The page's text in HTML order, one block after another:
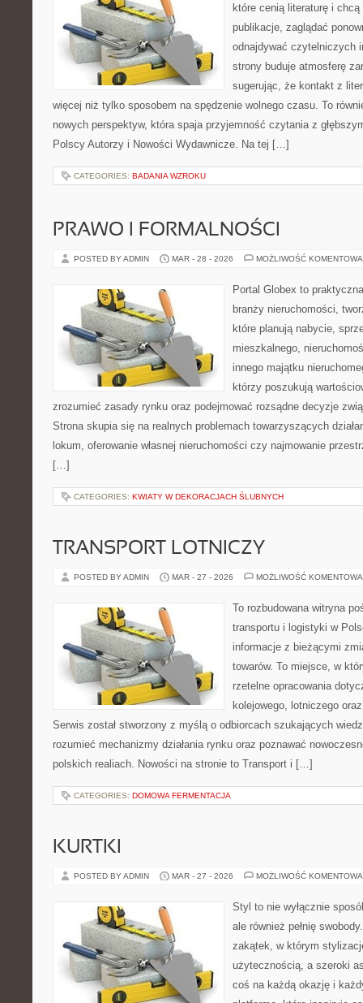
które cenią literaturę i chcą
publikacje, zaglądać
odnajdywać czytelniczych
strony buduje atmosferę
sugerując, że kontakt z
więcej niż tylko sposobem na spędzenie wolnego czasu. To
nowych perspektyw, która spaja przyjemność czytania z
Polscy Autorzy i Nowości Wydawnicze. Na tej […]
CATEGORIES: BADANIA WZROKU
PRAWO I FORMALNOŚCI
POSTED BY ADMIN MAR - 28 - 2026 MOŻLIWOŚĆ
Portal Globex to
branży nieruchomości,
które planują nabycie,
mieszkalnego,
innego majątku
którzy poszukują
zrozumieć zasady rynku oraz podejmować rozsądne decyzje
Strona skupia się na realnych problemach towarzyszących
lokum, oferowanie własnej nieruchomości czy najmowanie
[…]
CATEGORIES: KWIATY W DEKORACJACH ŚLUBNYCH
TRANSPORT LOTNICZY
POSTED BY ADMIN MAR - 27 - 2026 MOŻLIWOŚĆ
To rozbudowana witryna
transportu i logistyki w
informacje z bieżącymi
towarów. To miejsce, w
rzetelne opracowania
kolejowego, lotniczego
Serwis został stworzony z myślą o odbiorcach szukających
rozumieć mechanizmy działania rynku oraz poznawać
polskich realiach. Nowości na stronie to Transport i […]
CATEGORIES: DOMOWA FERMENTACJA
KURTKI
POSTED BY ADMIN MAR - 27 - 2026 MOŻLIWOŚĆ
Styl to nie wyłącznie
ale również pełnię
zakątek, w którym
użytecznością, a szeroki
coś na każdą okazję i